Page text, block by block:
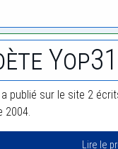
Yop31
a publié sur le site 2
2004.
Lire le